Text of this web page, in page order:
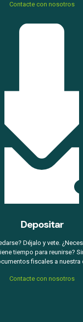
Contacte con nosotros
Depositar
Déjalo y vete.
tiempo para reunirse?
fiscales a nuestra
Contacte con nosotros